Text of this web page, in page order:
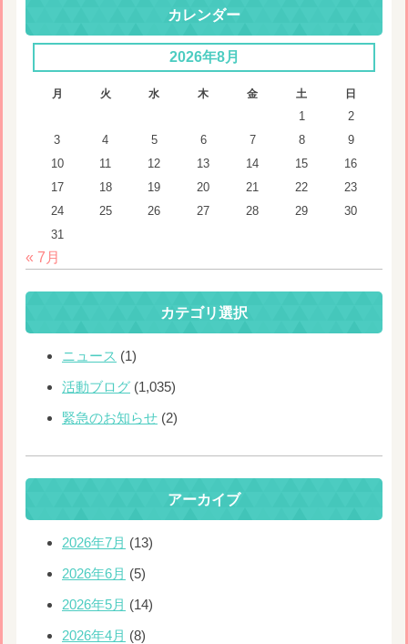
カレンダー
2026年8月
月 火 水 木 金 土 日
1
2
3
4 5 6 7 8
9
10
11 12 13 14 15
16
17
18 19 20 21 22
23
24
25 26 27 28 29
30
31
« 7月
カテゴリ選択
ニュース (1)
活動ブログ (1,035)
緊急のお知らせ (2)
アーカイブ
2026年7月 (13)
2026年6月 (5)
2026年5月 (14)
2026年4月 (8)